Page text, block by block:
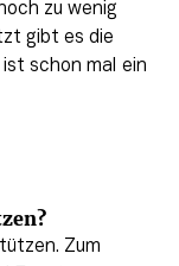
zu wenig
gibt es die
schon mal ein
Zum